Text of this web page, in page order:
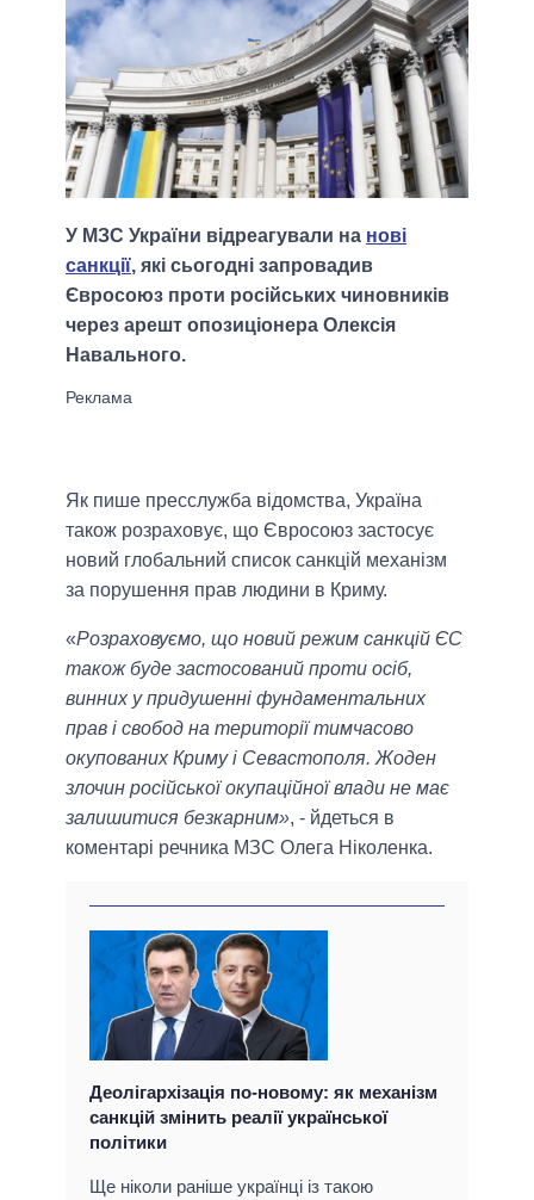
У МЗС України відреагували на нові
санкції, які сьогодні запровадив
Євросоюз проти російських чиновників
через арешт опозиціонера Олексія
Навального.
Як пише пресслужба відомства, Україна
також розраховує, що Євросоюз застосує
новий глобальний список санкцій механізм
за порушення прав людини в Криму.
«Розраховуємо, що новий режим санкцій ЄС
також буде застосований проти осіб,
винних у придушенні фундаментальних
прав і свобод на території тимчасово
окупованих Криму і Севастополя. Жоден
злочин російської окупаційної влади не має
залишитися безкарним», - йдеться в
коментарі речника МЗС Олега Ніколенка.
Деолігархізація по-новому: як механізм
санкцій змінить реалії української
політики
Ще ніколи раніше українці із такою